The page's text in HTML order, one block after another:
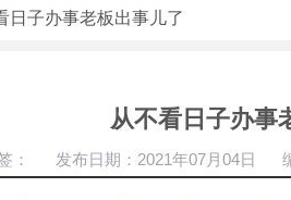
2024-07-01
04
日子办事老板出事儿了
从不看日子办事
： 发布日期：2021年07月04日